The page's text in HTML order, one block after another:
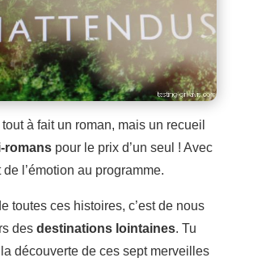
tout à fait un roman, mais un recueil
romanspour le prix d’un seul ! Avec
l’émotion au programme.
toutes ces histoires, c’est de nous
des destinations lointaines. Tu
découverte de ces sept merveilles